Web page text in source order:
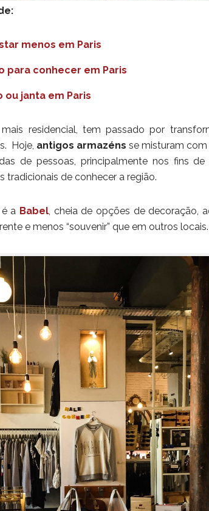
menos em Paris
para conhecer em Paris
ou janta em Paris
residencial, tem passado por
Hoje, antigos armazéns se misturam com
de pessoas, principalmente nos fins de
tradicionais de conhecer a região.
a Babel , cheia de opções de decoração,
e menos “souvenir” que em outros locais.